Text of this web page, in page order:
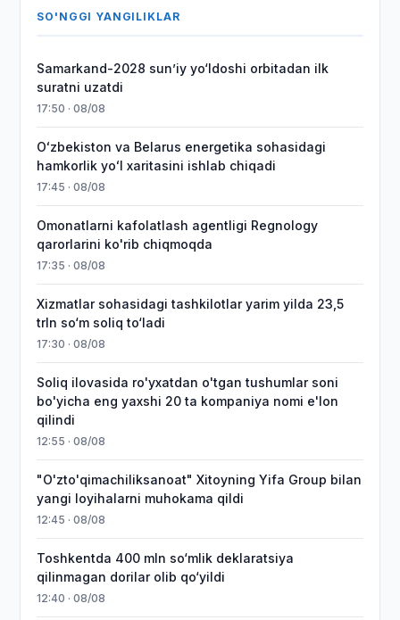
SO'NGGI YANGILIKLAR
Samarkand-2028 sunʼiy yo‘ldoshi orbitadan ilk
suratni uzatdi
17:50 · 08/08
Oʻzbekiston va Belarus energetika sohasidagi
hamkorlik yoʻl xaritasini ishlab chiqadi
17:45 · 08/08
Omonatlarni kafolatlash agentligi Regnology
qarorlarini ko'rib chiqmoqda
17:35 · 08/08
Xizmatlar sohasidagi tashkilotlar yarim yilda 23,5
trln so‘m soliq to‘ladi
17:30 · 08/08
Soliq ilovasida ro'yxatdan o'tgan tushumlar soni
bo'yicha eng yaxshi 20 ta kompaniya nomi e'lon
qilindi
12:55 · 08/08
"O'zto'qimachiliksanoat" Xitoyning Yifa Group bilan
yangi loyihalarni muhokama qildi
12:45 · 08/08
Toshkentda 400 mln so‘mlik deklaratsiya
qilinmagan dorilar olib qo‘yildi
12:40 · 08/08